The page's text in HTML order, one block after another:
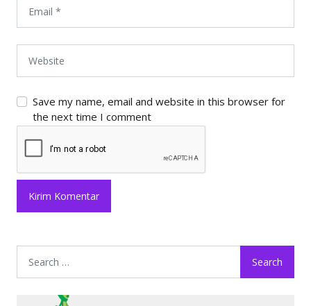
Save my name, email and website in this browser for
the next time I comment